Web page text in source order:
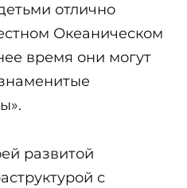
отлично
Океаническом
время они могут
развитой
с